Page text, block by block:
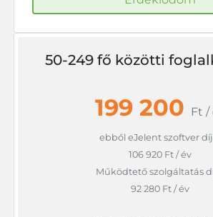
50-249 fő közötti
199 200 Ft /
ebből eJelent szoftver
106 920 Ft / év
Működtető szolgáltatás
92 280 Ft / év